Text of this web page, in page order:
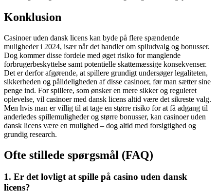
Konklusion
Casinoer uden dansk licens kan byde på flere spændende
muligheder i 2024, især når det handler om spiludvalg og bonusser.
Dog kommer disse fordele med øget risiko for manglende
forbrugerbeskyttelse samt potentielle skattemæssige konsekvenser.
Det er derfor afgørende, at spillere grundigt undersøger legaliteten,
sikkerheden og pålideligheden af disse casinoer, før man sætter sine
penge ind. For spillere, som ønsker en mere sikker og reguleret
oplevelse, vil casinoer med dansk licens altid være det sikreste valg.
Men hvis man er villig til at tage en større risiko for at få adgang til
anderledes spillemuligheder og større bonusser, kan casinoer uden
dansk licens være en mulighed – dog altid med forsigtighed og
grundig research.
Ofte stillede spørgsmål (FAQ)
1. Er det lovligt at spille på casino uden dansk
licens?